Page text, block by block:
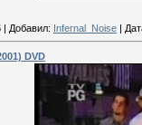
| Добавил: Infernal_Noise |
DVD